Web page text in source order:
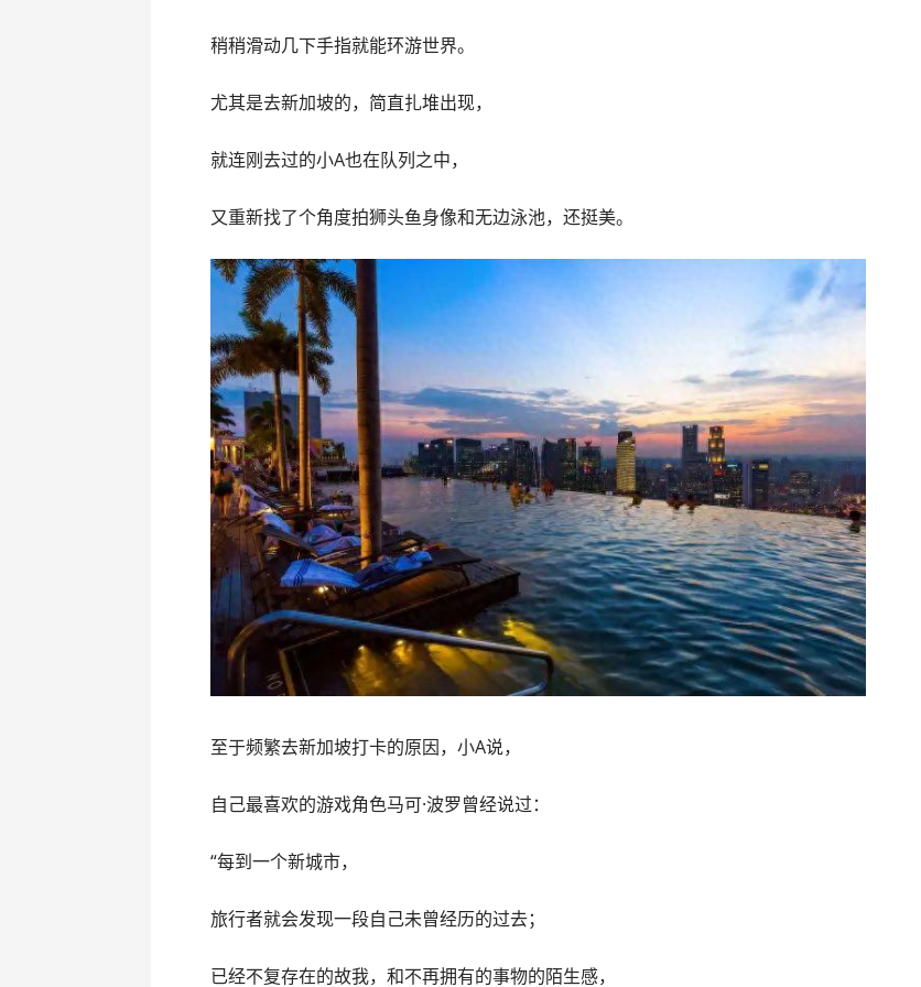
稍稍滑动几下手指就能环游世界。
尤其是去新加坡的，简直扎堆出现，
就连刚去过的小A也在队列之中，
又重新找了个角度拍狮头鱼身像和无边泳池，还挺美。
至于频繁去新加坡打卡的原因，小A说，
自己最喜欢的游戏角色马可·波罗曾经说过：
“每到一个新城市，
旅行者就会发现一段自己未曾经历的过去；
已经不复存在的故我，和不再拥有的事物的陌生感，